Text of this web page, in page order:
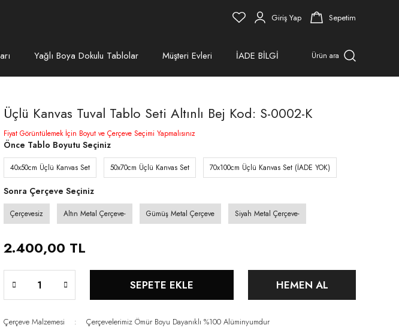
Giriş Yap Sepetim
Yağlı Boya Dokulu Tablolar Müşteri Evleri İADE BİLGİ Ürün ara
Üçlü Kanvas Tuval Tablo Seti Altınlı Bej Kod: S-0002-K
Fiyat Görüntülemek İçin Boyut ve Çerçeve Seçimi Yapmalısınız
Önce Tablo Boyutu Seçiniz
40x50cm Üçlü Kanvas Set 50x70cm Üçlü Kanvas Set 70x100cm Üçlü Kanvas Set (İADE YOK)
Sonra Çerçeve Seçiniz
Çerçevesiz Altın Metal Çerçeve- Gümüş Metal Çerçeve Siyah Metal Çerçeve-
2.400,00 TL
SEPETE EKLE HEMEN AL
Çerçeve Malzemesi Çerçevelerimiz Ömür Boyu Dayanıklı %100 Alüminyumdur